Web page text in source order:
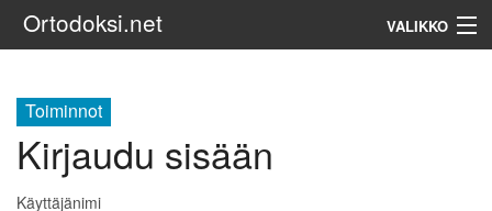
Ortodoksi.net VALIKKO
Toiminnot
Kirjaudu sisään
Käyttäjänimi